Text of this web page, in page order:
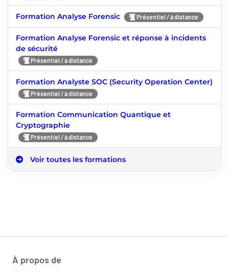
Formation Analyse Forensic Présentiel / à distance
Formation Analyse Forensic et réponse à incidents
de sécurité
Présentiel / à distance
Formation Analyste SOC (Security Operation Center)
Présentiel / à distance
Formation Communication Quantique et
Cryptographie
Présentiel / à distance
Voir toutes les formations
À propos de